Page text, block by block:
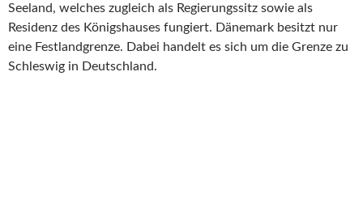
Seeland, welches zugleich als Regierungssitz sowie als
Residenz des Königshauses fungiert. Dänemark besitzt nur
eine Festlandgrenze. Dabei handelt es sich um die Grenze zu
Schleswig in Deutschland.